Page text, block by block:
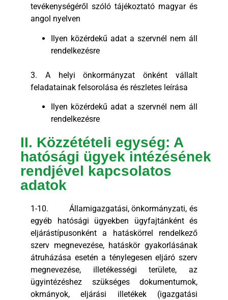
tevékenységéről szóló tájékoztató magyar és
angol nyelven
Ilyen közérdekű adat a szervnél nem áll
rendelkezésre
3. A helyi önkormányzat önként vállalt
feladatainak felsorolása és részletes leírása
Ilyen közérdekű adat a szervnél nem áll
rendelkezésre
II. Közzétételi egység: A
hatósági ügyek intézésének
rendjével kapcsolatos
adatok
1-10. Államigazgatási, önkormányzati, és
egyéb hatósági ügyekben ügyfajtánként és
eljárástípusonként a hatáskörrel rendelkező
szerv megnevezése, hatáskör gyakorlásának
átruházása esetén a ténylegesen eljáró szerv
megnevezése, illetékességi területe, az
ügyintézéshez szükséges dokumentumok,
okmányok, eljárási illetékek (igazgatási